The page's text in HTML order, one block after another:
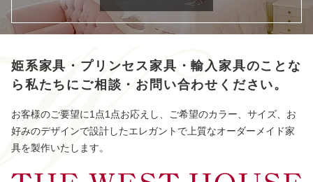
姫系家具・プリンセス家具・輸入家具のことな
ら 私たちにご相談・お問い合わせください。
お客様のご要望に1点1点お応えし、ご希望のカラー、サイズ、お
好みのデザインで設計したエレガントで上質なオーダーメイド家
具を製作いたします。